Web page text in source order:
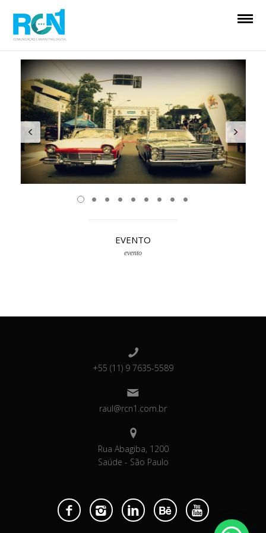
EVENTO
evento
+55 (11) 9 7635-5589
raul@rcn1.com.br
Rua Abagiba, 1200
Saúde - São Paulo